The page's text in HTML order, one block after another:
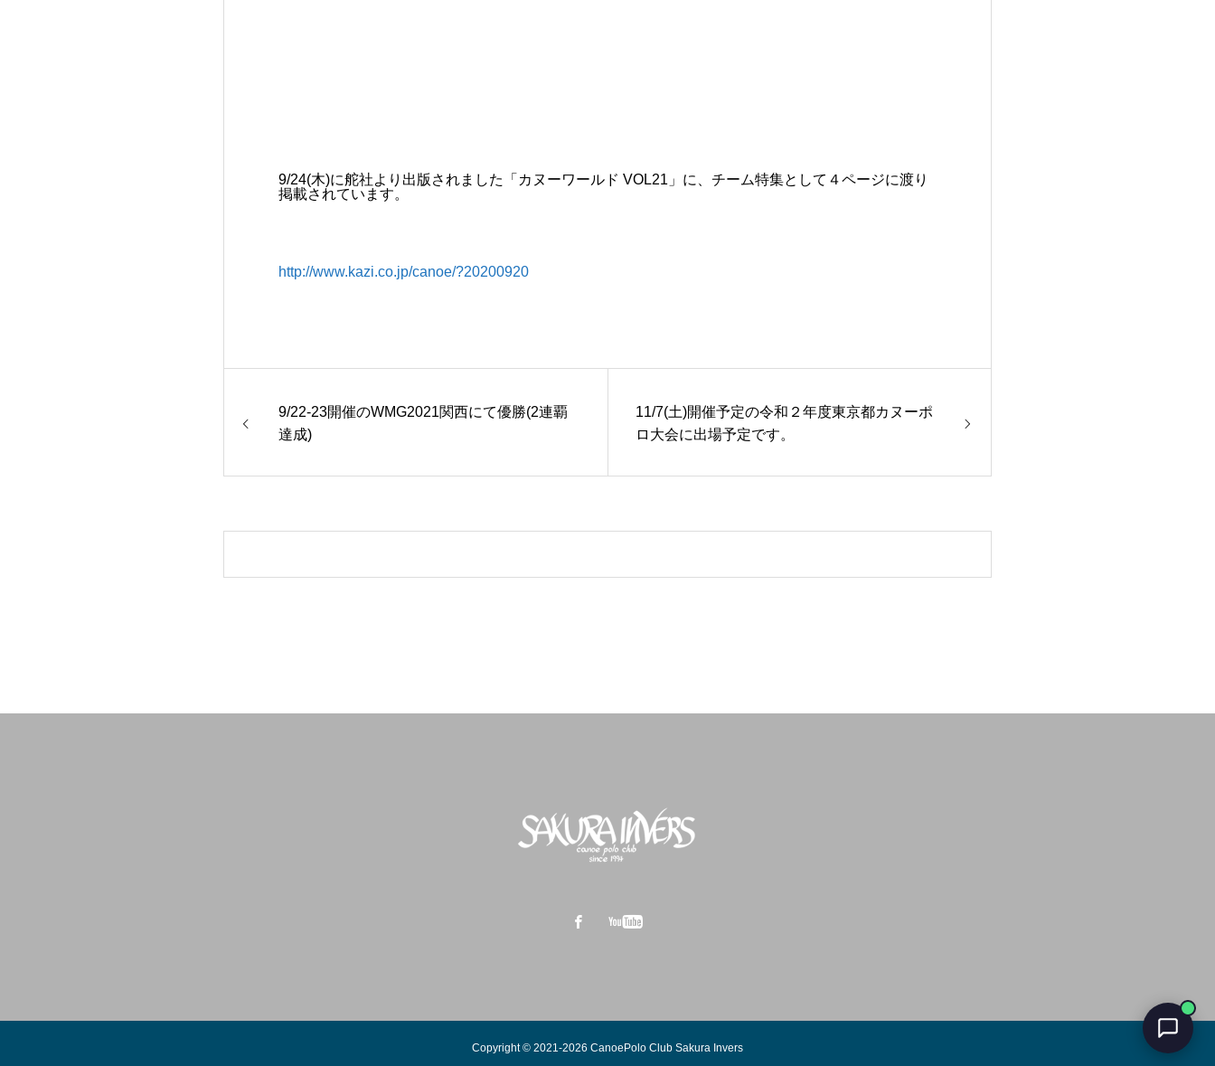
9/24(木)に舵社より出版されました「カヌーワールド VOL21」に、チーム特集として４ページに渡り
掲載されています。
http://www.kazi.co.jp/canoe/?20200920
9/22-23開催のWMG2021関西にて優勝(2連覇
達成)
11/7(土)開催予定の令和２年度東京都カヌーポ
ロ大会に出場予定です。
Copyright © 2021-2026 CanoePolo Club Sakura Invers